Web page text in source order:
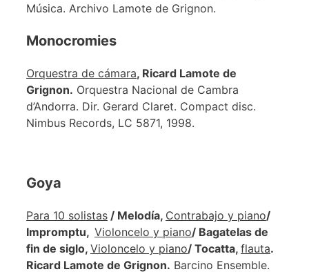
Música. Archivo Lamote de Grignon.
Monocromies
Orquestra de cámara, Ricard Lamote de
Grignon. Orquestra Nacional de Cambra
d’Andorra. Dir. Gerard Claret. Compact disc.
Nimbus Records, LC 5871, 1998.
Goya
Para 10 solistas / Melodía, Contrabajo y piano/
Impromptu, Violoncelo y piano/ Bagatelas de
fin de siglo, Violoncelo y piano/ Tocatta, flauta.
Ricard Lamote de Grignon. Barcino Ensemble.